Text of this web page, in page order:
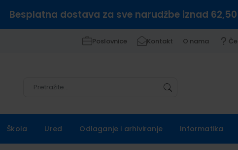
Besplatna dostava za sve narudžbe iznad
Poslovnice Kontakt O nama
Škola Ured Odlaganje i arhiviranje Informatika